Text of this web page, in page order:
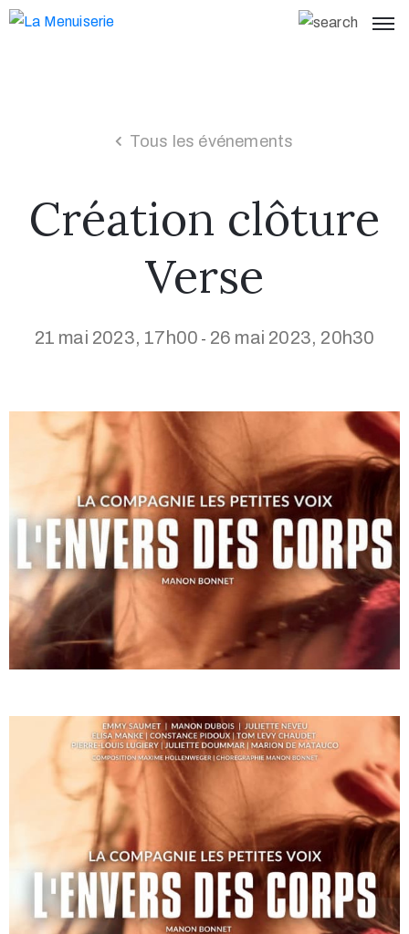
Tous les événements
Création clôture
Verse
21 mai 2023, 17h00 - 26 mai 2023, 20h30